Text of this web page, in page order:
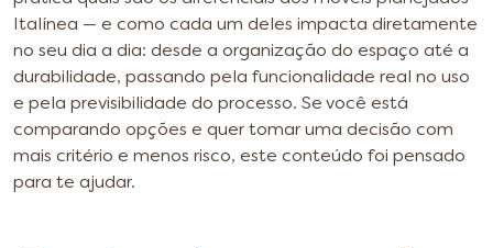
Italínea — e como cada um deles impacta diretamente
no seu dia a dia: desde a organização do espaço até a
durabilidade, passando pela funcionalidade real no uso
e pela previsibilidade do processo. Se você está
comparando opções e quer tomar uma decisão com
mais critério e menos risco, este conteúdo foi pensado
para te ajudar.